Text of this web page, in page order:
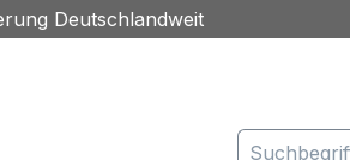
Deutschlandweit